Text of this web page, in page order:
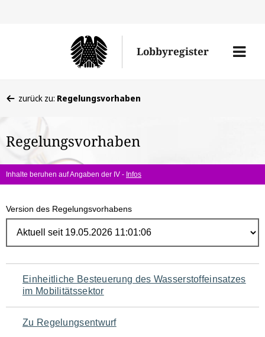
Lobbyregister
Menü
befinden
hier:
zurück zu: Regelungsvorhaben
Regelungsvorhaben
Inhalte beruhen auf Angaben der IV - Infos
Version des Regelungsvorhabens
Navigation
für
den
Einheitliche Besteuerung des Wasserstoffeinsatzes
im Mobilitätssektor
Zu Regelungsentwurf